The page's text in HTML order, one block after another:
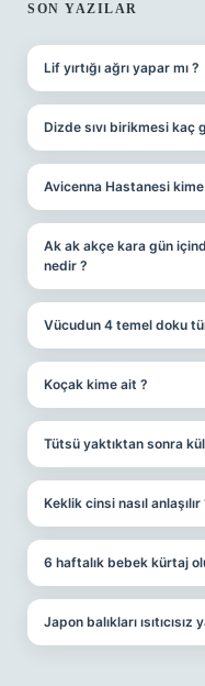
SIDEBAR
SON YAZILAR
Lif yırtığı ağrı yapar mı ?
Dizde sıvı birikmesi kaç
Avicenna Hastanesi
Ak ak akçe kara gün
nedir ?
Vücudun 4 temel doku
Koçak kime ait ?
Tütsü yaktıktan sonra
Keklik cinsi nasıl anlaşılır
6 haftalık bebek kürtaj
Japon balıkları ısıtıcısız